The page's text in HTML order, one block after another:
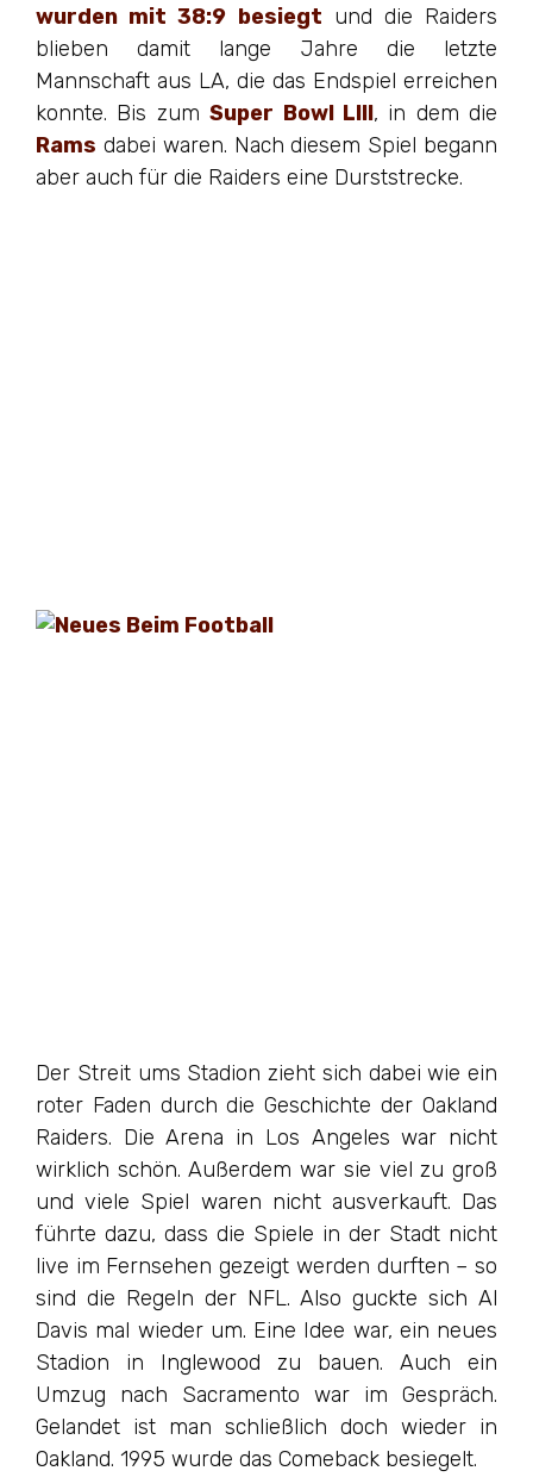
wurden mit 38:9 besiegt und die Raiders
blieben damit lange Jahre die letzte
Mannschaft aus LA, die das Endspiel erreichen
konnte. Bis zumSuper Bowl LIII, in dem die
Rams dabei waren. Nach diesem Spiel begann
aber auch für die Raiders eine Durststrecke.
Der Streit ums Stadion zieht sich dabei wie ein
roter Faden durch die Geschichte der Oakland
Raiders. Die Arena in Los Angeles war nicht
wirklich schön. Außerdem war sie viel zu groß
und viele Spiel waren nicht ausverkauft. Das
führte dazu, dass die Spiele in der Stadt nicht
live im Fernsehen gezeigt werden durften – so
sind die Regeln der NFL. Also guckte sich Al
Davis mal wieder um. Eine Idee war, ein neues
Stadion in Inglewood zu bauen. Auch ein
Umzug nach Sacramento war im Gespräch.
Gelandet ist man schließlich doch wieder in
Oakland. 1995 wurde das Comeback besiegelt.